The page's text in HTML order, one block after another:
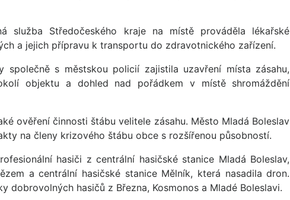
služba Středočeského kraje na místě prováděla lékařské
a jejich přípravu k transportu do zdravotnického zařízení.
společně s městskou policií zajistila uzavření místa zásahu,
objektu a dohled nad pořádkem v místě shromáždění
ověření činnosti štábu velitele zásahu. Město Mladá Boleslav
na členy krizového štábu obce s rozšířenou působností.
hasiči z centrální hasičské stanice Mladá Boleslav,
a centrální hasičské stanice Mělník, která nasadila dron.
dobrovolných hasičů z Března, Kosmonos a Mladé Boleslavi.